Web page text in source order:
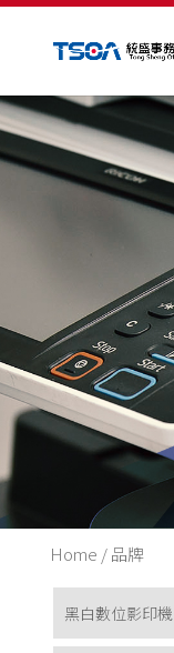
Home / 品牌
黑白數位影印機